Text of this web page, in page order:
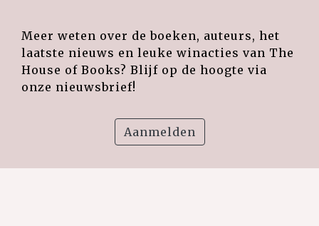
Meer weten over de boeken, auteurs, het
laatste nieuws en leuke winacties van The
House of Books? Blijf op de hoogte via
onze nieuwsbrief!
Aanmelden